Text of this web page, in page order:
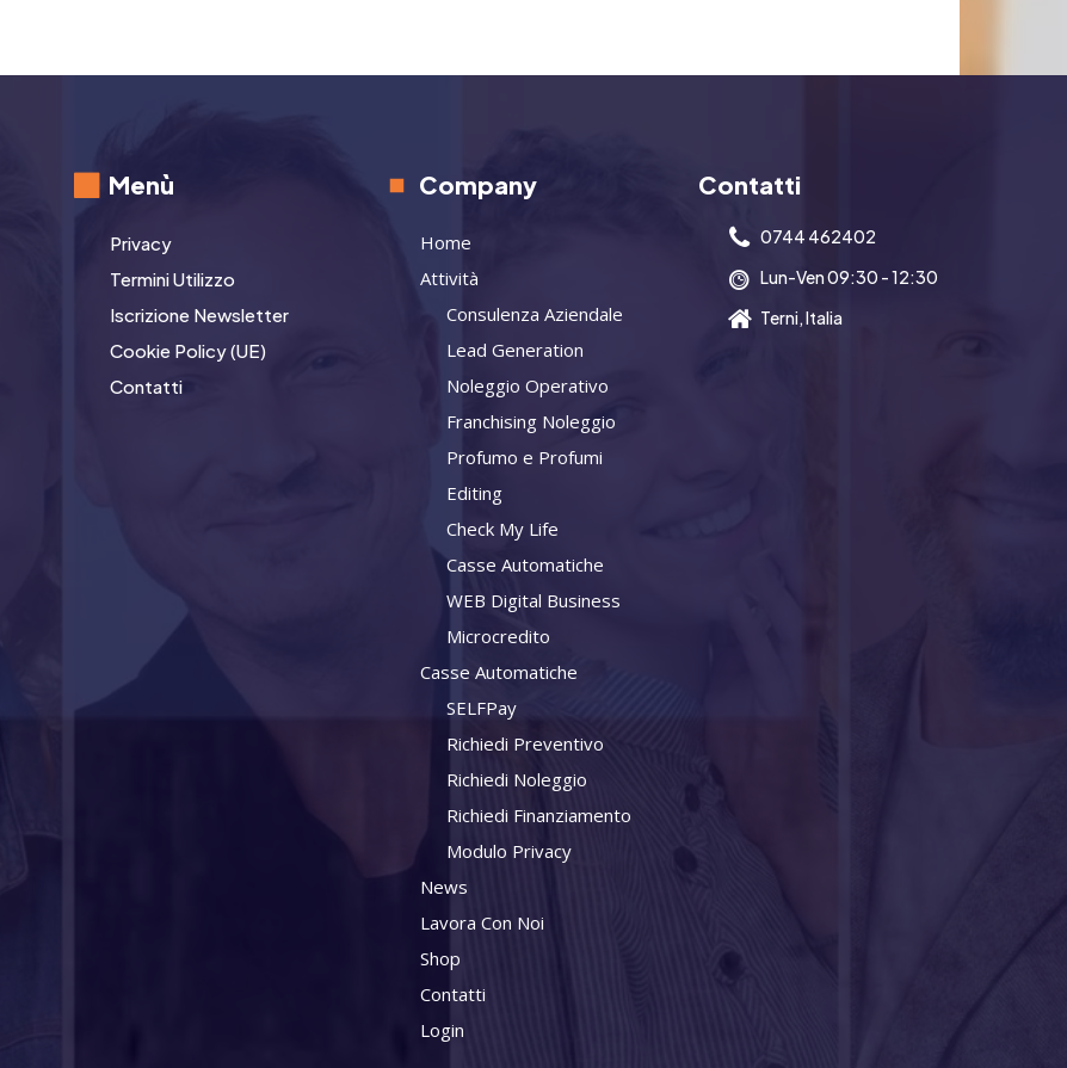
Menù
Privacy
Termini Utilizzo
Iscrizione Newsletter
Cookie Policy (UE)
Contatti
Company
Home
Attività
Consulenza Aziendale
Lead Generation
Noleggio Operativo
Franchising Noleggio
Profumo e Profumi
Editing
Check My Life
Casse Automatiche
WEB Digital Business
Microcredito
Casse Automatiche
SELFPay
Richiedi Preventivo
Richiedi Noleggio
Richiedi Finanziamento
Modulo Privacy
News
Lavora Con Noi
Shop
Contatti
Login
Contatti
0744 462402
Lun-Ven 09:30 - 12:30
Terni, Italia